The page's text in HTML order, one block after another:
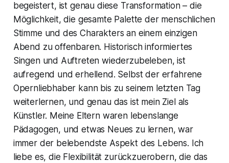
begeistert, ist genau diese Transformation – die
Möglichkeit, die gesamte Palette der menschlichen
Stimme und des Charakters an einem einzigen
Abend zu offenbaren. Historisch informiertes
Singen und Auftreten wiederzubeleben, ist
aufregend und erhellend. Selbst der erfahrene
Opernliebhaber kann bis zu seinem letzten Tag
weiterlernen, und genau das ist mein Ziel als
Künstler. Meine Eltern waren lebenslange
Pädagogen, und etwas Neues zu lernen, war
immer der belebendste Aspekt des Lebens. Ich
liebe es, die Flexibilität zurückzuerobern, die das